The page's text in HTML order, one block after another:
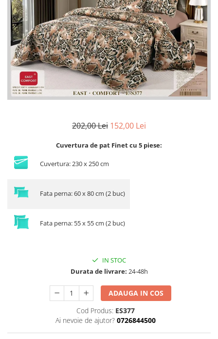
Lenjerii Creponate
Lenjerii de finet Iprimate Digital
Lenjerii de pat Bumbac 100%
Lenjerii de pat Finet + 2 Draperii
Lenjerii de pat Saten 4 piese cu
elastic
202,00 Lei 152,00 Lei
Cuvertura de pat Finet cu 5 piese:
Cuvertura: 230 x 250 cm
Fata perna: 60 x 80 cm (2 buc)
Fata perna: 55 x 55 cm (2 buc)
IN STOC
Durata de livrare: 24-48h
ADAUGA IN COS
Cod Produs: ES377
Ai nevoie de ajutor? 0726844500